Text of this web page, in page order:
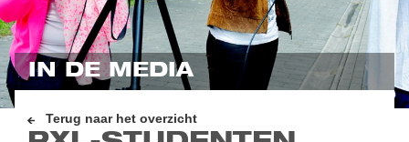
IN DE MEDIA
Terug naar het overzicht